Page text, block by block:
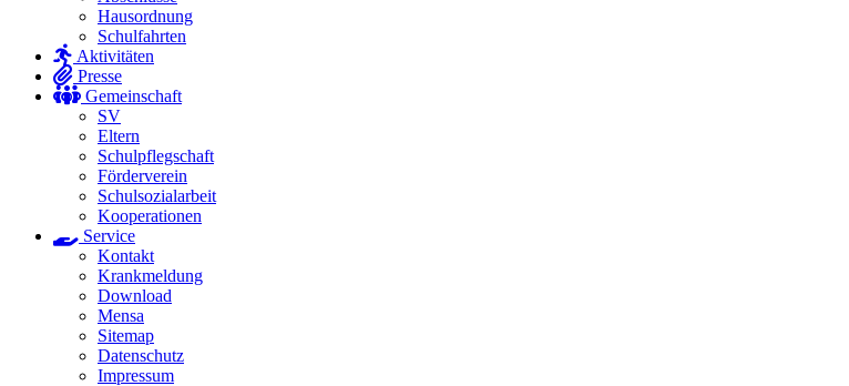
Hausordnung
Schulfahrten
Aktivitäten
Presse
Gemeinschaft
SV
Eltern
Schulpflegschaft
Förderverein
Schulsozialarbeit
Kooperationen
Service
Kontakt
Krankmeldung
Download
Mensa
Sitemap
Datenschutz
Impressum